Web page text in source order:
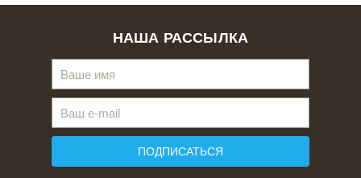
НАША РАССЫЛКА
ПОДПИСАТЬСЯ